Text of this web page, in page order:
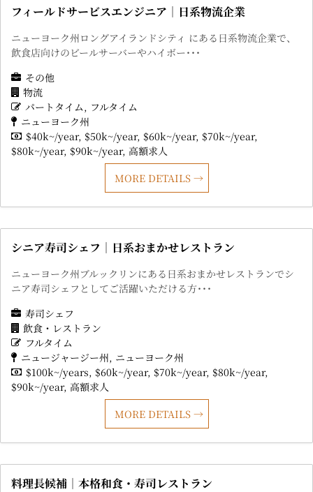
フィールドサービスエンジニア｜日系物流企業
ニューヨーク州ロングアイランドシティ にある日系物流企業で、
飲食店向けのビールサーバーやハイボー･･･
その他
物流
パートタイム
フルタイム
ニューヨーク州
$40k~/year $50k~/year $60k~/year $70k~/year
$80k~/year $90k~/year 高額求人
MORE DETAILS
シニア寿司シェフ｜日系おまかせレストラン
ニューヨーク州ブルックリンにある日系おまかせレストランでシ
ニア寿司シェフとしてご活躍いただける方･･･
寿司シェフ
飲食・レストラン
フルタイム
ニュージャージー州 ニューヨーク州
$100k~/years $60k~/year $70k~/year $80k~/year
$90k~/year 高額求人
MORE DETAILS
料理長候補｜本格和食・寿司レストラン